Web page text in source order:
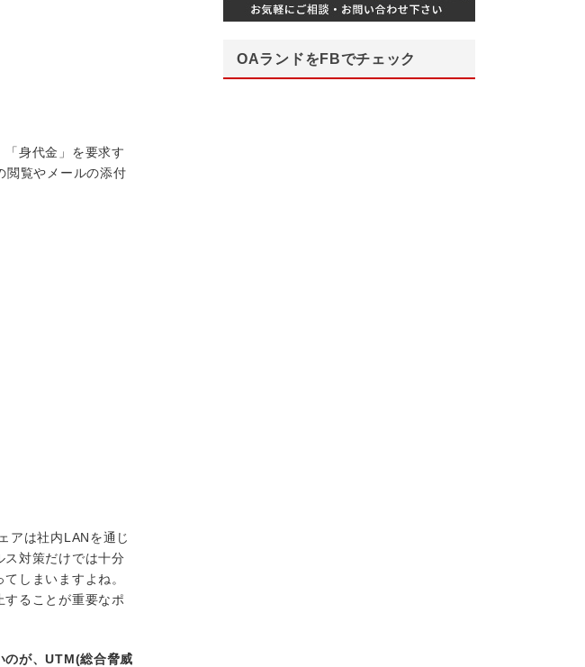
身代金」を要求す
閲覧やメールの添付
アは社内LANを通じ
ス対策だけでは十分
しまいますよね。
することが重要なポ
のが、UTM(総合脅威
OAランドをFBでチェック